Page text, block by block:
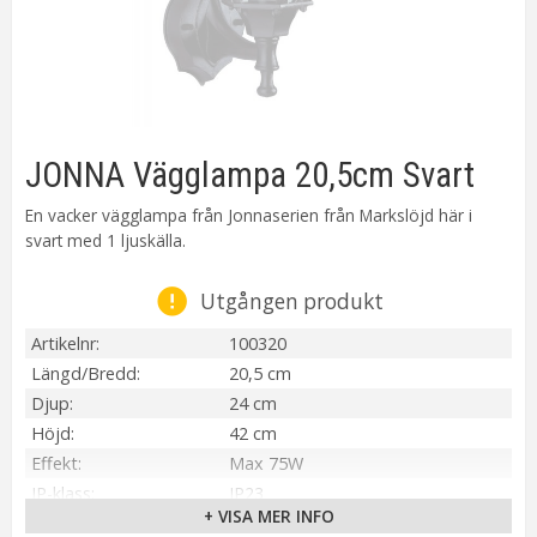
JONNA Vägglampa 20,5cm Svart
En vacker vägglampa från Jonnaserien från Markslöjd här i
svart med 1 ljuskälla.
Utgången produkt
Artikelnr
100320
Längd/Bredd
20,5 cm
Djup
24 cm
Höjd
42 cm
Effekt
Max 75W
IP-klass
IP23
Svart
+ VISA MER INFO